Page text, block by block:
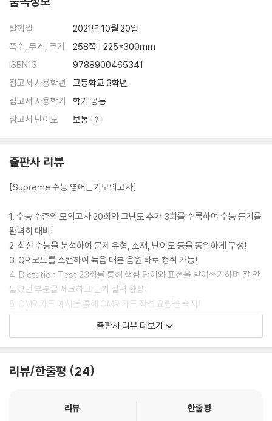
영어 듣기 모의고사 22회
영어 듣기 모의고사 23회
Part 2 Dictation Test
Dictation Test 01회
Dictation Test 02회
Dictation Test 03회
Dictation Test 04회
Dictation Test 05회
Dictation Test 08회
Dictation Test 09회
Dictation Test 10회
Dictation Test 11회
Dictation Test 12회
Dictation Test 13회
Dictation Test 14회
Dictation Test 15회
Dictation Test 16회
Dictation Test 17회
Dictation Test 18회
Dictation Test 20회
Dictation Test 22회
발행일
2021년 10월 20일
쪽수, 무게, 크기
258쪽 | 225*300mm
ISBN13
9788900465341
참고서 사용학년
고등학교 3학년
참고서 사용학기
학기 공통
참고서 난이도
보통
출판사 리뷰
[Supreme 수능 영어듣기모의고사]
1. 수능 수준의 모의고사 20회와 고난도 추가 3회를 수록하여 수능 듣기를
완벽히 대비!
2. 최신 수능을 분석하여 문제 유형, 소재, 난이도 등을 동일하게 구성!
3. QR 코드를 스캔하여 녹음 대본 음원 바로 청취 가능!
4. Dictation Test 23회를 통해 핵심 단어와 표현을 받아쓰기하며 잘 안
들렸던 부분을 체크하고 듣기 실력 향상!
5. OMR 카드 예시를 통해 OMR 카드 작성 요령을 숙지!
6. 정답 및 해설에 문항별 대본 해석과 문제 해결 전략, 어휘 및 표현 정리
출판사 리뷰 더보기
리뷰/한줄평 24
리뷰 한줄평